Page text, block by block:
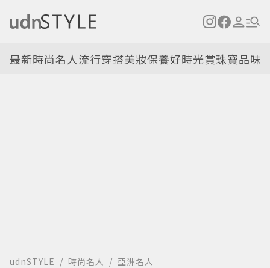
最新時尚名人流行穿搭美妝保養好時光賞珠寶品味
udnSTYLE 時尚名人 亞洲名人